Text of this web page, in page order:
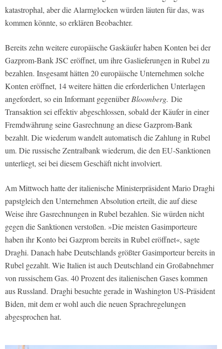
katastrophal, aber die Alarmglocken würden läuten für das, was
kommen könnte, so erklären Beobachter.
Bereits zehn weitere europäische Gaskäufer haben Konten bei der
Gazprom-Bank JSC eröffnet, um ihre Gaslieferungen in Rubel zu
bezahlen. Insgesamt hätten 20 europäische Unternehmen solche
Konten eröffnet, 14 weitere hätten die erforderlichen Unterlagen
angefordert, so ein Informant gegenüberBloomberg. Die
Transaktion sei effektiv abgeschlossen, sobald der Käufer in einer
Fremdwährung seine Gasrechnung an diese Gazprom-Bank
bezahlt. Die wiederum wandelt automatisch die Zahlung in Rubel
um. Die russische Zentralbank wiederum, die den EU-Sanktionen
unterliegt, sei bei diesem Geschäft nicht involviert.
Am Mittwoch hatte der italienische Ministerpräsident Mario Draghi
papstgleich den Unternehmen Absolution erteilt, die auf diese
Weise ihre Gasrechnungen in Rubel bezahlen. Sie würden nicht
gegen die Sanktionen verstoßen. »Die meisten Gasimporteure
haben ihr Konto bei Gazprom bereits in Rubel eröffnet«, sagte
Draghi. Danach habe Deutschlands größter Gasimporteur bereits in
Rubel gezahlt. Wie Italien ist auch Deutschland ein Großabnehmer
von russischem Gas. 40 Prozent des italienischen Gases kommen
aus Russland. Draghi besuchte gerade in Washington US-Präsident
Biden, mit dem er wohl auch die neuen Sprachregelungen
abgesprochen hat.